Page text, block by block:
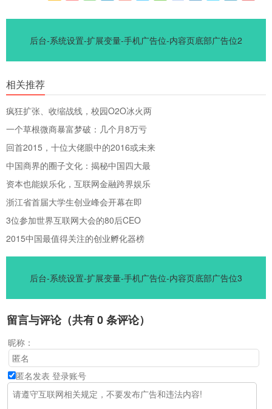
后台-系统设置-扩展变量-手机广告位-内容页底部广告位2
相关推荐
疯狂扩张、收缩战线，校园O2O冰火两
一个草根微商暴富梦破：几个月8万亏
回首2015，十位大佬眼中的2016或未来
中国商界的圈子文化：揭秘中国四大最
资本也能娱乐化，互联网金融跨界娱乐
浙江省首届大学生创业峰会开幕在即
3位参加世界互联网大会的80后CEO
2015中国最值得关注的创业孵化器榜
后台-系统设置-扩展变量-手机广告位-内容页底部广告位3
留言与评论（共有0条评论）
昵称：
匿名发表 登录账号